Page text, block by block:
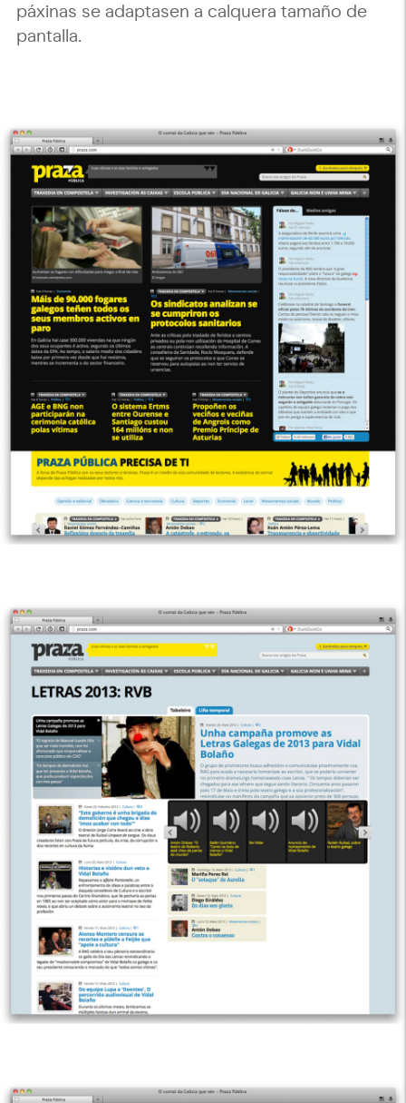
páxinas se adaptasen a calquera tamaño de
pantalla.